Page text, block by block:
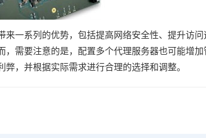
一系列的优势，包括提高网络安全性、提升访问
需要注意的是，配置多个代理服务器也可能增加
，并根据实际需求进行合理的选择和调整。